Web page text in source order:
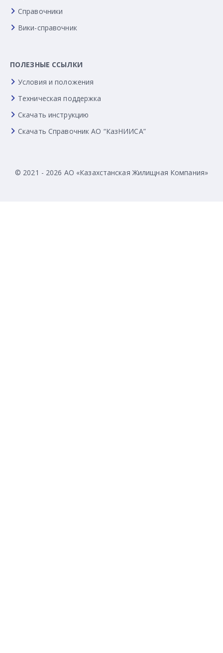
Справочники
Вики-справочник
ПОЛЕЗНЫЕ ССЫЛКИ
Условия и положения
Техническая поддержка
Скачать инструкцию
Скачать Справочник АО “КазНИИСА”
© 2021 - 2026 АО «Казахстанская Жилищная Компания»